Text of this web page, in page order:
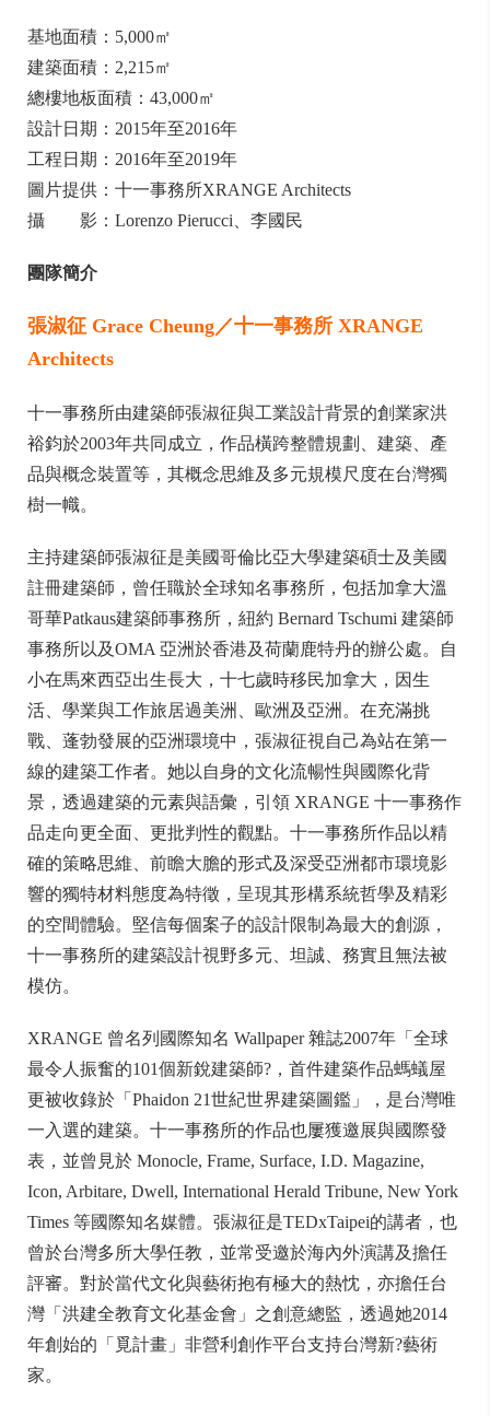
基地面積：5,000㎡
建築面積：2,215㎡
總樓地板面積：43,000㎡
設計日期：2015年至2016年
工程日期：2016年至2019年
圖片提供：十一事務所XRANGE Architects
攝 影：Lorenzo Pierucci、李國民
團隊簡介
張淑征 Grace Cheung／十一事務所 XRANGE
Architects
十一事務所由建築師張淑征與工業設計背景的創業家洪
裕鈞於2003年共同成立，作品橫跨整體規劃、建築、產
品與概念裝置等，其概念思維及多元規模尺度在台灣獨
樹一幟。
主持建築師張淑征是美國哥倫比亞大學建築碩士及美國
註冊建築師，曾任職於全球知名事務所，包括加拿大溫
哥華Patkaus建築師事務所，紐約 Bernard Tschumi 建築師
事務所以及OMA 亞洲於香港及荷蘭鹿特丹的辦公處。自
小在馬來西亞出生長大，十七歲時移民加拿大，因生
活、學業與工作旅居過美洲、歐洲及亞洲。在充滿挑
戰、蓬勃發展的亞洲環境中，張淑征視自己為站在第一
線的建築工作者。她以自身的文化流暢性與國際化背
景，透過建築的元素與語彙，引領 XRANGE 十一事務作
品走向更全面、更批判性的觀點。十一事務所作品以精
確的策略思維、前瞻大膽的形式及深受亞洲都市環境影
響的獨特材料態度為特徵，呈現其形構系統哲學及精彩
的空間體驗。堅信每個案子的設計限制為最大的創源，
十一事務所的建築設計視野多元、坦誠、務實且無法被
模仿。
XRANGE 曾名列國際知名 Wallpaper 雜誌2007年「全球
最令人振奮的101個新銳建築師?，首件建築作品螞蟻屋
更被收錄於「Phaidon 21世紀世界建築圖鑑」，是台灣唯
一入選的建築。十一事務所的作品也屢獲邀展與國際發
表，並曾見於 Monocle, Frame, Surface, I.D. Magazine,
Icon, Arbitare, Dwell, International Herald Tribune, New York
Times 等國際知名媒體。張淑征是TEDxTaipei的講者，也
曾於台灣多所大學任教，並常受邀於海內外演講及擔任
評審。對於當代文化與藝術抱有極大的熱忱，亦擔任台
灣「洪建全教育文化基金會」之創意總監，透過她2014
年創始的「覓計畫」非營利創作平台支持台灣新?藝術
家。